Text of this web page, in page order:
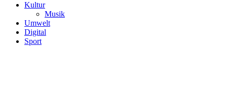
Kultur
Musik
Umwelt
Digital
Sport